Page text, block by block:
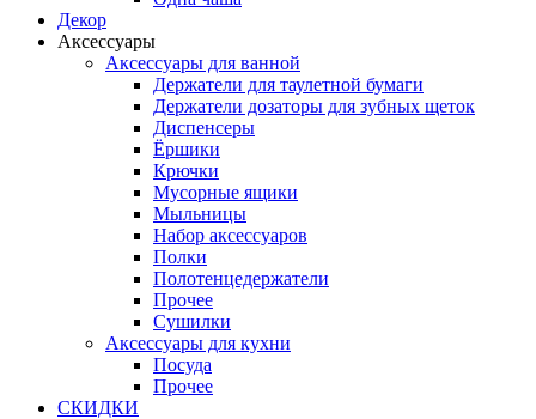
Декор
Аксессуары
Аксессуары для ванной
Держатели для таулетной бумаги
Держатели дозаторы для зубных щеток
Диспенсеры
Ёршики
Крючки
Мусорные ящики
Мыльницы
Набор аксессуаров
Полки
Полотенцедержатели
Прочее
Сушилки
Аксессуары для кухни
Посуда
Прочее
СКИДКИ